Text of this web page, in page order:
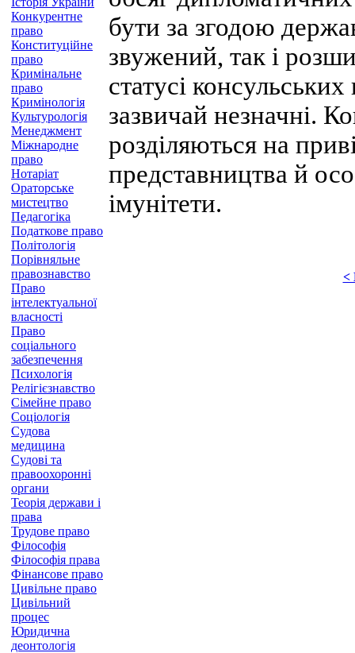
Конкурентне
право
Конституційне
право
Кримінальне
право
Кримінологія
Культурологія
Менеджмент
Міжнародне
право
Нотаріат
Ораторське
мистецтво
Педагогіка
Податкове право
Політологія
Порівняльне
правознавство
Право
інтелектуальної
власності
Право
соціального
забезпечення
Психологія
Релігієзнавство
Сімейне право
Соціологія
Судова
медицина
Судові та
правоохоронні
органи
Теорія держави і
права
Трудове право
Філософія
Філософія права
Фінансове право
Цивільне право
Цивільний
процес
Юридична
деонтологія
бути за згодою
звужений, так і
статусі
зазвичай незначні.
розділяються на
представництва й
імунітети.
<